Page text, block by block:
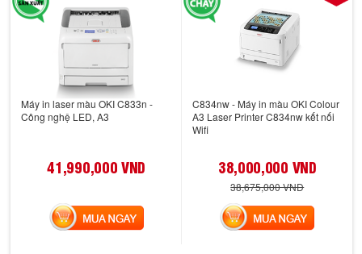
Máy in laser màu OKI C833n -
Công nghệ LED, A3
41,990,000 VND
MUA NGAY
C834nw - Máy in màu OKI Colour
A3 Laser Printer C834nw kết nối
Wifi
38,000,000 VND
38,675,000 VND
MUA NGAY